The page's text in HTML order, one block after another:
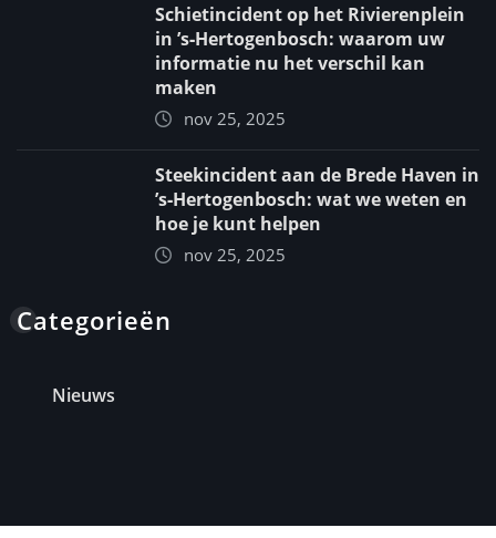
Schietincident op het Rivierenplein
in ’s‑Hertogenbosch: waarom uw
informatie nu het verschil kan
maken
nov 25, 2025
Steekincident aan de Brede Haven in
’s‑Hertogenbosch: wat we weten en
hoe je kunt helpen
nov 25, 2025
Categorieën
Nieuws